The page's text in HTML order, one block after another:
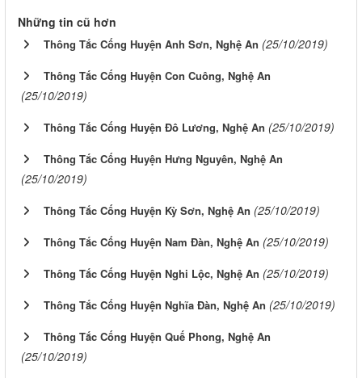
Những tin cũ hơn
Thông Tắc Cống Huyện Anh Sơn, Nghệ An (25/10/2019)
Thông Tắc Cống Huyện Con Cuông, Nghệ An
(25/10/2019)
Thông Tắc Cống Huyện Đô Lương, Nghệ An (25/10/2019)
Thông Tắc Cống Huyện Hưng Nguyên, Nghệ An
(25/10/2019)
Thông Tắc Cống Huyện Kỳ Sơn, Nghệ An (25/10/2019)
Thông Tắc Cống Huyện Nam Đàn, Nghệ An (25/10/2019)
Thông Tắc Cống Huyện Nghi Lộc, Nghệ An (25/10/2019)
Thông Tắc Cống Huyện Nghĩa Đàn, Nghệ An (25/10/2019)
Thông Tắc Cống Huyện Quế Phong, Nghệ An
(25/10/2019)